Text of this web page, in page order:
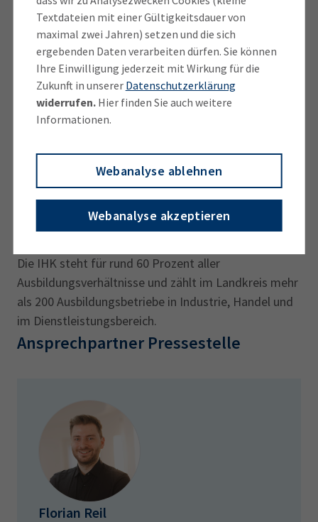
Textdateien mit einer Gültigkeitsdauer von
maximal zwei Jahren) setzen und die sich
ergebenden Daten verarbeiten dürfen. Sie können
Ihre Einwilligung jederzeit mit Wirkung für die
Zukunft in unserer Datenschutzerklärung
widerrufen.Hier finden Sie auch weitere
Informationen.
Webanalyse ablehnen
Webanalyse akzeptieren
Bis Ende Juli registrierte die IHK für München und
Oberbayern 11.500 neue Ausbildungsverträge in ganz
Oberbayern. Neben dem dualen Ausbildungsbereich,
für den zum überwiegenden Teil die IHKs und
Handwerkskammern zuständig sind, können sich
Ausbildung etwa im Gesundheits- und Sozialwesen
entscheiden. Daneben gibt es auch das duale
Studium als Kombination aus Studium und
Ausbildung, aber auch den rein akademischen Weg
über die Universitäten und Hochschulen.
Die IHK steht für rund 60 Prozent aller
Ausbildungsverhältnisse und zählt im Landkreis mehr
als 200 Ausbildungsbetriebe in Industrie, Handel und
im Dienstleistungsbereich.
Ansprechpartner Pressestelle
Florian Reil